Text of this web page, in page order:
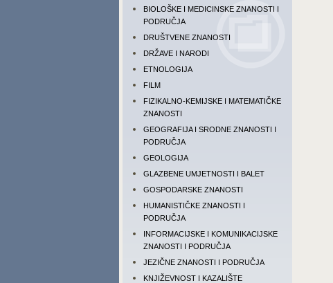
BIOLOŠKE I MEDICINSKE ZNANOSTI I
PODRUČJA
DRUŠTVENE ZNANOSTI
DRŽAVE I NARODI
ETNOLOGIJA
FILM
FIZIKALNO-KEMIJSKE I MATEMATIČKE
ZNANOSTI
GEOGRAFIJA I SRODNE ZNANOSTI I
PODRUČJA
GEOLOGIJA
GLAZBENE UMJETNOSTI I BALET
GOSPODARSKE ZNANOSTI
HUMANISTIČKE ZNANOSTI I
PODRUČJA
INFORMACIJSKE I KOMUNIKACIJSKE
ZNANOSTI I PODRUČJA
JEZIČNE ZNANOSTI I PODRUČJA
KNJIŽEVNOST I KAZALIŠTE